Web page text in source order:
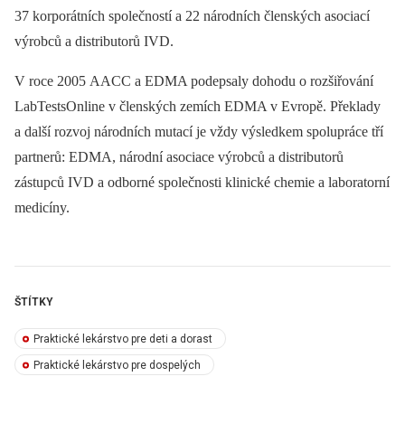
37 korporátních společností a 22 národních členských asociací
výrobců a distributorů IVD.
V roce 2005 AACC a EDMA podepsaly dohodu o rozšiřování
LabTestsOnline v členských zemích EDMA v Evropě. Překlady
a další rozvoj národních mutací je vždy výsledkem spolupráce tří
partnerů: EDMA, národní asociace výrobců a distributorů
zástupců IVD a odborné společnosti klinické chemie a laboratorní
me­dicíny.
ŠTÍTKY
Praktické lekárstvo pre deti a dorast
Praktické lekárstvo pre dospelých